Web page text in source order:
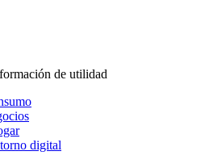
de utilidad
digital